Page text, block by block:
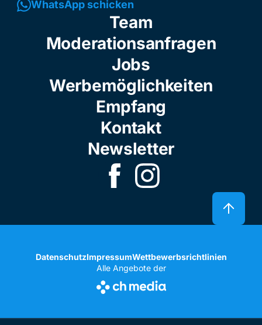
WhatsApp schicken
Team
Moderationsanfragen
Jobs
Werbemöglichkeiten
Empfang
Kontakt
Newsletter
DatenschutzImpressumWettbewerbsrichtlinien
Alle Angebote der